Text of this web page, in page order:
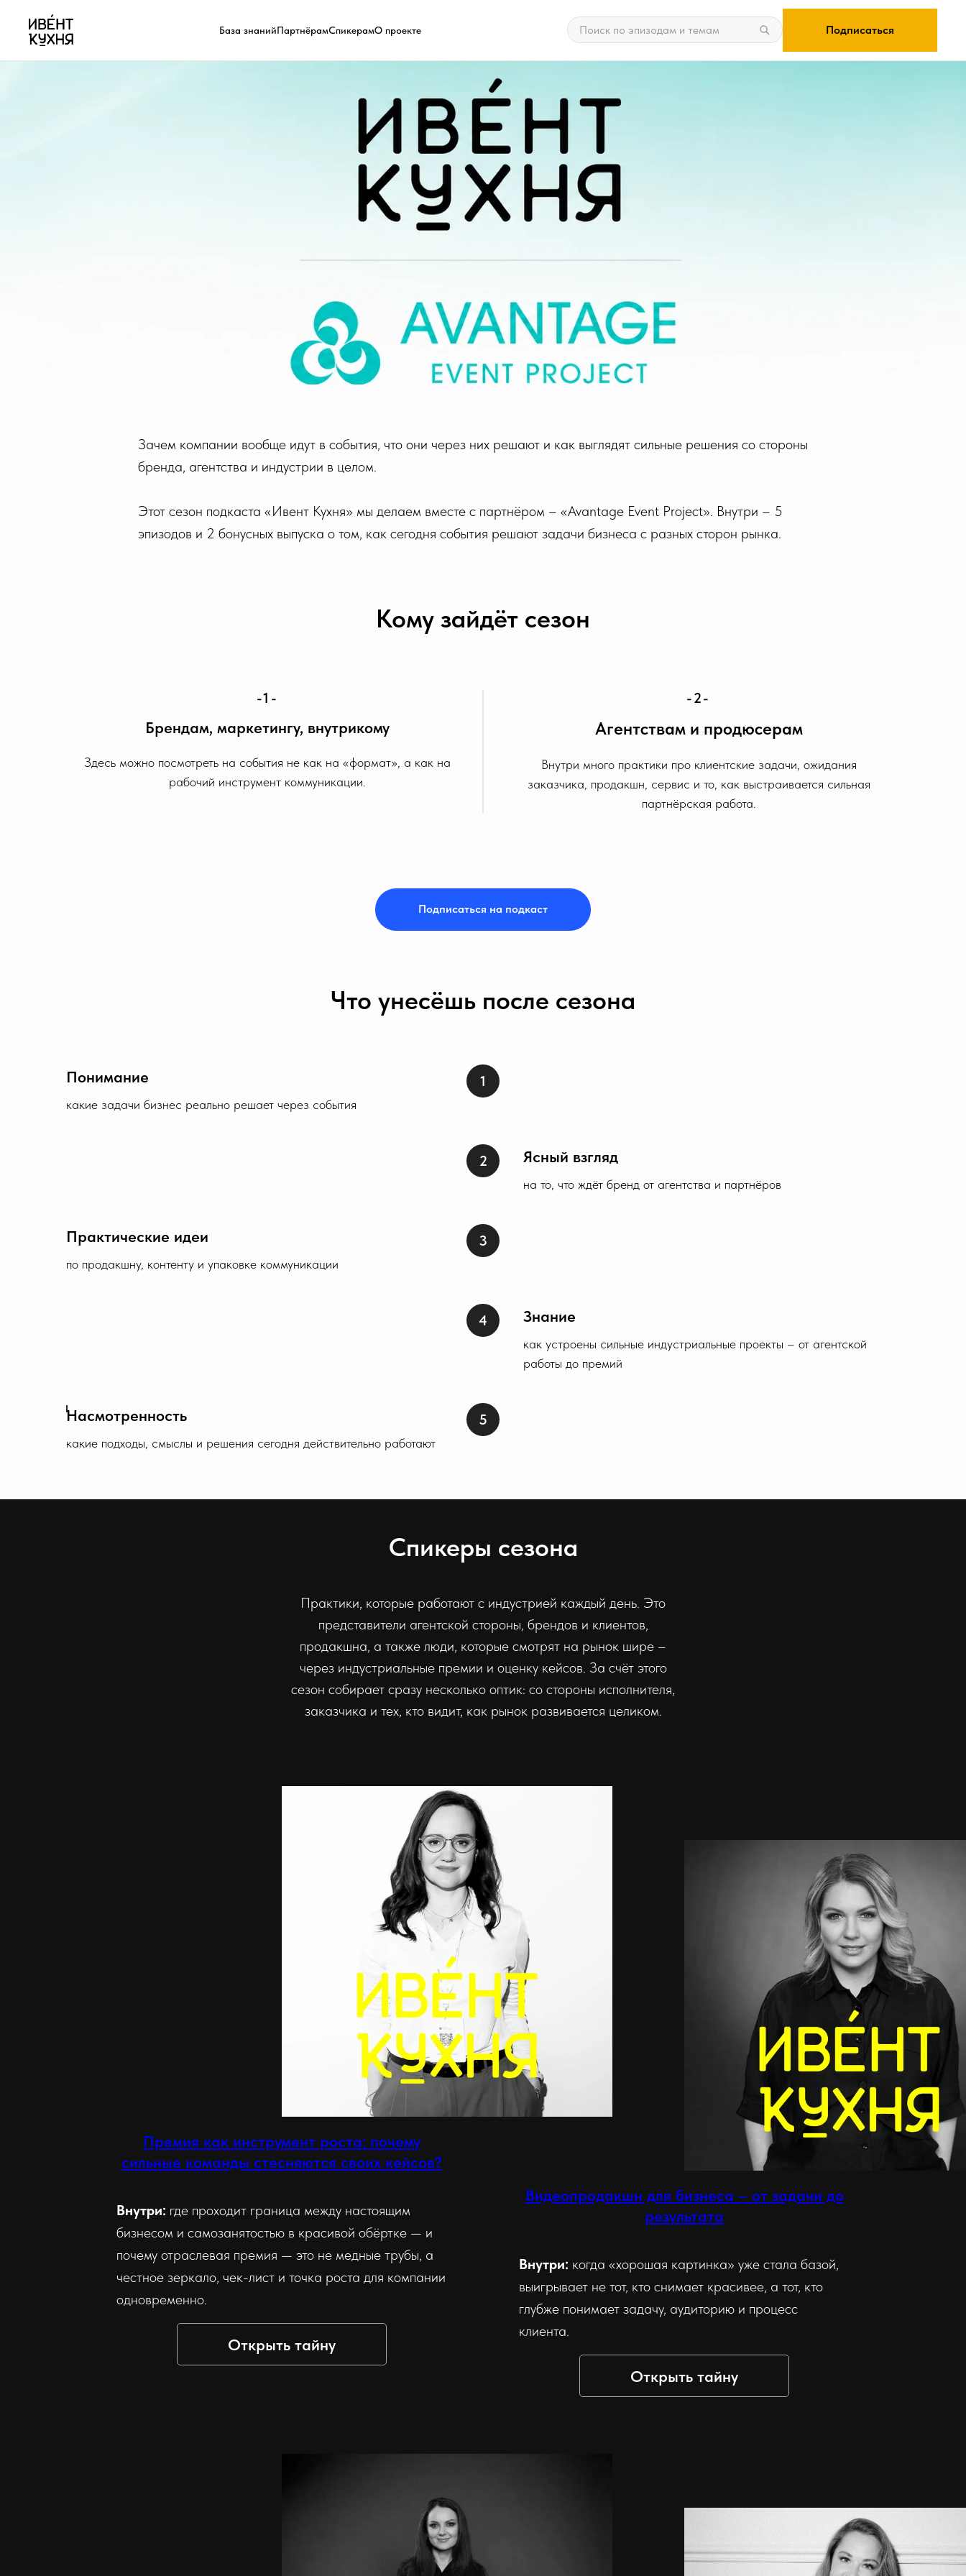
База знанийПартнёрамСпикерамО проекте Подписаться
Зачем компании вообще идут в события, что они через них решают и как выглядят сильные решения со стороны
бренда, агентства и индустрии в целом.
Этот сезон подкаста «Ивент Кухня» мы делаем вместе с партнёром – «Avantage Event Project». Внутри – 5
эпизодов и 2 бонусных выпуска о том, как сегодня события решают задачи бизнеса с разных сторон рынка.
Кому зайдёт сезон
-1-
Брендам, маркетингу, внутрикому
Здесь можно посмотреть на события не как на «формат», а как на
рабочий инструмент коммуникации.
-2-
Агентствам и продюсерам
Внутри много практики про клиентские задачи, ожидания
заказчика, продакшн, сервис и то, как выстраивается сильная
партнёрская работа.
Подписаться на подкаст
Что унесёшь после сезона
Понимание
какие задачи бизнес реально решает через события
Ясный взгляд
на то, что ждёт бренд от агентства и партнёров
Практические идеи
по продакшну, контенту и упаковке коммуникации
Знание
как устроены сильные индустриальные проекты – от агентской
работы до премий
Насмотренность
какие подходы, смыслы и решения сегодня действительно работают
Спикеры сезона
Практики, которые работают с индустрией каждый день. Это
представители агентской стороны, брендов и клиентов,
продакшна, а также люди, которые смотрят на рынок шире –
через индустриальные премии и оценку кейсов. За счёт этого
сезон собирает сразу несколько оптик: со стороны исполнителя,
заказчика и тех, кто видит, как рынок развивается целиком.
Премия как инструмент роста: почему
сильные команды стесняются своих кейсов?
Внутри: где проходит граница между настоящим
бизнесом и самозанятостью в красивой обёртке — и
почему отраслевая премия — это не медные трубы, а
честное зеркало, чек-лист и точка роста для компании
одновременно.
Открыть тайну
Видеопродакшн для бизнеса – от задачи до
результата
Внутри: когда «хорошая картинка» уже стала базой,
выигрывает не тот, кто снимает красивее, а тот, кто
глубже понимает задачу, аудиторию и процесс
клиента.
Открыть тайну